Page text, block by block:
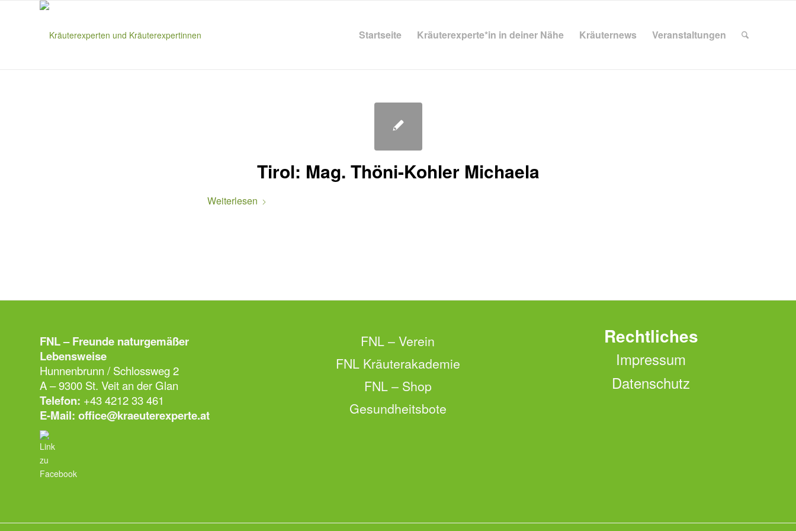
Startseite Kräuterexperte*in in deiner Nähe Kräuternews Veranstaltungen
Tirol: Mag. Thöni-Kohler Michaela
Weiterlesen
FNL – Freunde naturgemäßer
Lebensweise
Hunnenbrunn / Schlossweg 2
A – 9300 St. Veit an der Glan
Telefon: +43 4212 33 461
E-Mail: office@kraeuterexperte.at
FNL – Verein
FNL Kräuterakademie
FNL – Shop
Gesundheitsbote
Rechtliches
Impressum
Datenschutz